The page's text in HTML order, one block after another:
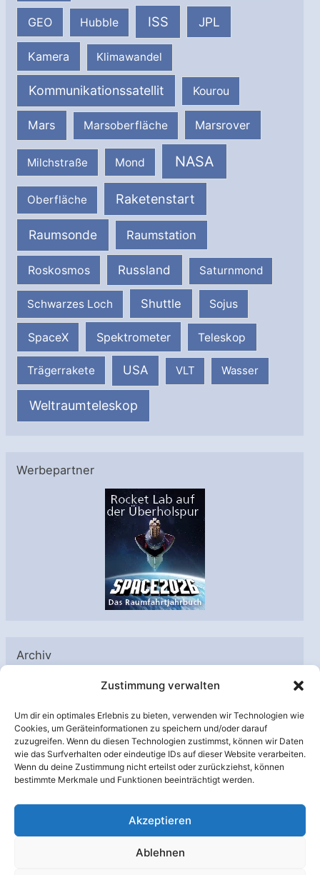
Zustimmung verwalten
Um dir ein optimales Erlebnis zu bieten, verwenden wir Technologien wie
Cookies, um Geräteinformationen zu speichern und/oder darauf
zuzugreifen. Wenn du diesen Technologien zustimmst, können wir Daten
wie das Surfverhalten oder eindeutige IDs auf dieser Website verarbeiten.
Wenn du deine Zustimmung nicht erteilst oder zurückziehst, können
bestimmte Merkmale und Funktionen beeinträchtigt werden.
Akzeptieren
Ablehnen
GEO Hubble ISS JPL
Kamera Klimawandel
Kommunikationssatellit Kourou
Mars Marsoberfläche Marsrover
Milchstraße Mond NASA
Oberfläche Raketenstart
Raumsonde Raumstation
Roskosmos Russland Saturnmond
Schwarzes Loch Shuttle Sojus
SpaceX Spektrometer Teleskop
Trägerrakete USA VLT Wasser
Weltraumteleskop
Werbepartner
Archiv
c
h
i
v
Unterstützt von: